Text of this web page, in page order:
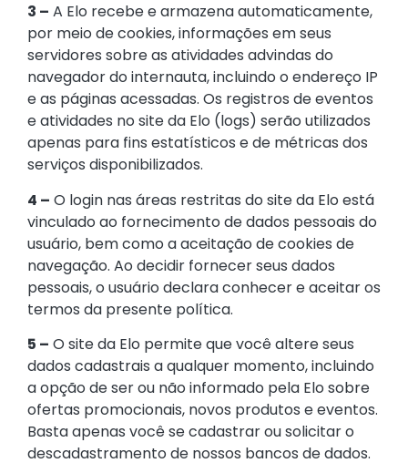
3 – A Elo recebe e armazena automaticamente,
por meio de cookies, informações em seus
servidores sobre as atividades advindas do
navegador do internauta, incluindo o endereço IP
e as páginas acessadas. Os registros de eventos
e atividades no site da Elo (logs) serão utilizados
apenas para fins estatísticos e de métricas dos
serviços disponibilizados.
4 – O login nas áreas restritas do site da Elo está
vinculado ao fornecimento de dados pessoais do
usuário, bem como a aceitação de cookies de
navegação. Ao decidir fornecer seus dados
pessoais, o usuário declara conhecer e aceitar os
termos da presente política.
5 – O site da Elo permite que você altere seus
dados cadastrais a qualquer momento, incluindo
a opção de ser ou não informado pela Elo sobre
ofertas promocionais, novos produtos e eventos.
Basta apenas você se cadastrar ou solicitar o
descadastramento de nossos bancos de dados.